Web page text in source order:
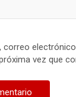
correo
vez que